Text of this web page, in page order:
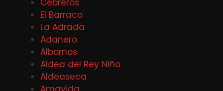
Cebreros
El Barraco
La Adrada
Adanero
Albornos
Aldea del Rey Niño
Aldeaseca